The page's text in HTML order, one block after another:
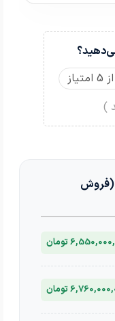
از 5 امتیاز
)
(فروش
تومان
تومان